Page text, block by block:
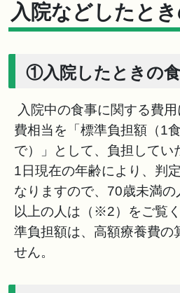
入院などしたと
①入院したときの
入院中の食事に関する費
費相当を「標準負担額（1
で）」として、負担してい
1日現在の年齢により、判
なりますので、70歳未満
以上の人は（※2）をご覧
準負担額は、高額療養費の
せん。